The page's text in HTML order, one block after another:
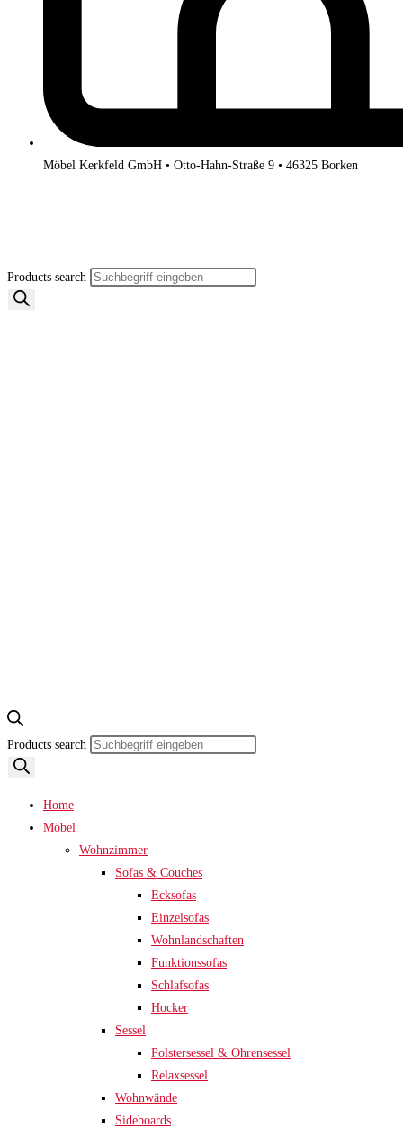
Möbel Kerkfeld GmbH • Otto-Hahn-Straße 9 • 46325 Borken
Products search
Products search
Home
Möbel
Wohnzimmer
Sofas & Couches
Ecksofas
Einzelsofas
Wohnlandschaften
Funktionssofas
Schlafsofas
Hocker
Sessel
Polstersessel & Ohrensessel
Relaxsessel
Wohnwände
Sideboards